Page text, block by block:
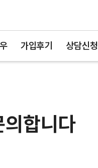
가입후기 상담신청
합니다